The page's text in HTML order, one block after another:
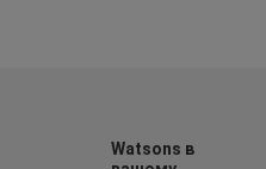
Watsons в